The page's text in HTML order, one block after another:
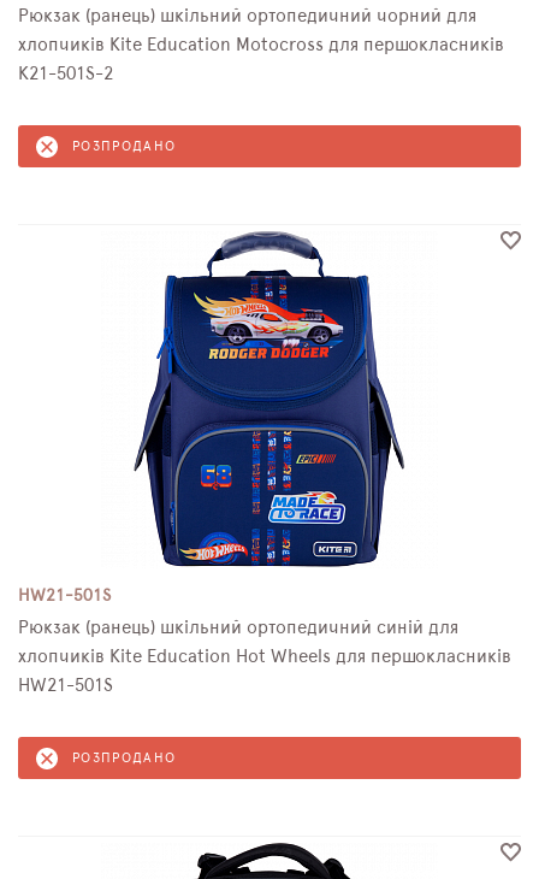
Рюкзак (ранець) шкільний ортопедичний чорний для
хлопчиків Kite Education Motocross для першокласників
K21-501S-2
РОЗПРОДАНО
HW21-501S
Рюкзак (ранець) шкільний ортопедичний синій для
хлопчиків Kite Education Hot Wheels для першокласників
HW21-501S
РОЗПРОДАНО